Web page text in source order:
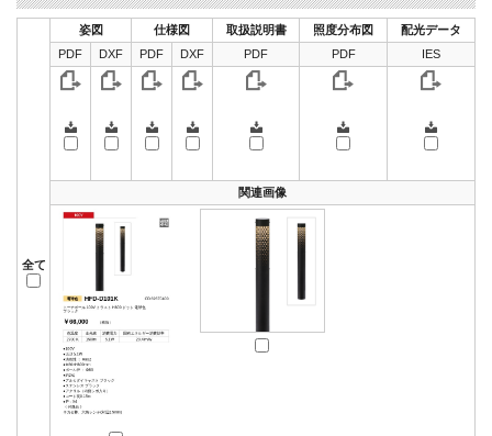
全て
姿図 仕様図 取扱説明書 照度分布図
配光データ
PDF
DXF PDF DXF PDF PDF IES
関連画像